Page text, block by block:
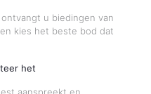
u biedingen van
kies het beste bod dat
het